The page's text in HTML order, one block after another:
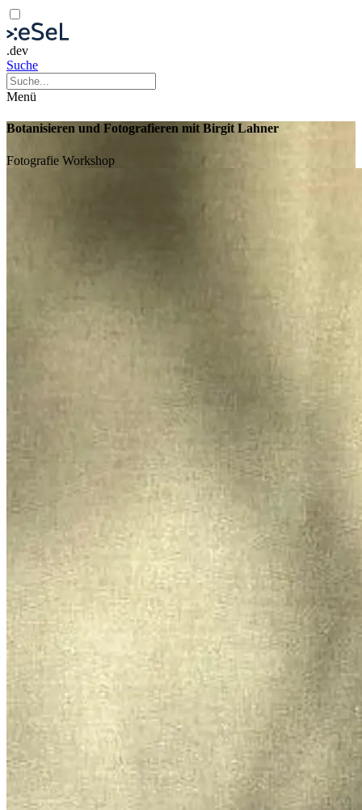
.dev
Suche
Menü
Botanisieren und Fotografieren mit Birgit Lahner
Fotografie Workshop